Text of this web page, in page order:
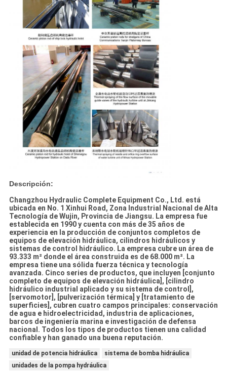
Descripción:
Changzhou Hydraulic Complete Equipment Co., Ltd. está
ubicada en No. 1 Xinhui Road, Zona Industrial Nacional de Alta
Tecnología de Wujin, Provincia de Jiangsu. La empresa fue
establecida en 1990 y cuenta con más de 35 años de
experiencia en la producción de conjuntos completos de
equipos de elevación hidráulica, cilindros hidráulicos y
sistemas de control hidráulico. La empresa cubre un área de
93.333 m² donde el área construida es de 68.000 m². La
empresa tiene una sólida fuerza técnica y tecnología
avanzada. Cinco series de productos, que incluyen [conjunto
completo de equipos de elevación hidráulica], [cilindro
hidráulico industrial aplicado y su sistema de control],
[servomotor], [pulverización térmica] y [tratamiento de
superficies], cubren cuatro campos principales: conservación
de agua e hidroelectricidad, industria de aplicaciones,
barcos de ingeniería marina e investigación de defensa
nacional. Todos los tipos de productos tienen una calidad
confiable y han ganado una buena reputación.
unidad de potencia hidráulica
sistema de bomba hidráulica
unidades de la pompa hydráulica